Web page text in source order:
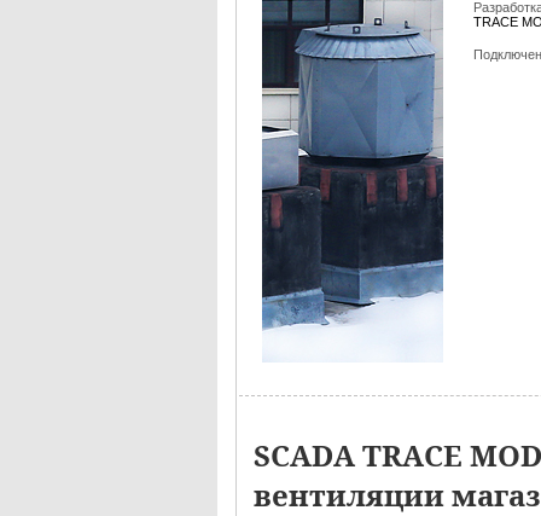
TRACE
SCADA TRACE
вентиляции